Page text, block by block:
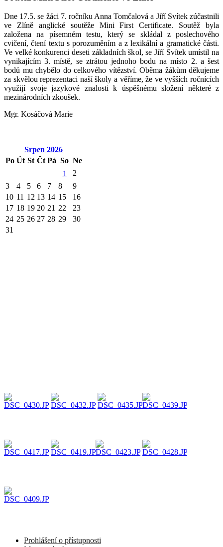
Dne 17.5. se žáci 7. ročníku Anna Tomčalová a Jiří Svítek zúčastnili
ve Zlíně anglické soutěže Mini First Certificate. Soutěž byla
založena na písemném testu, který se skládal z poslechového
cvičení, čtení textu s porozuměním a z lexikální a gramatické části.
Ve velké konkurenci deseti základních škol, se Jiří Svítek umístil na
vynikajícím 3. místě, se ztrátou jednoho bodu na místo 2. a šest
bodů mu chybělo do celkového vítězství. Oběma žákům děkujeme
za skvělou reprezentaci naší školy a věříme, že ve vyšších ročnících
využijí svoje jazykové znalosti k úspěšnému složení některé z
mezinárodních zkoušek.
Mgr. Kosáčová Marie
Srpen 2026
Po Út St Čt Pá So Ne
1
2
3
4 5 6 7 8
9
10 11 12 13 14 15
16
17 18 19 20 21 22
23
24 25 26 27 28 29
30
31
Prohlášení o přístupnosti